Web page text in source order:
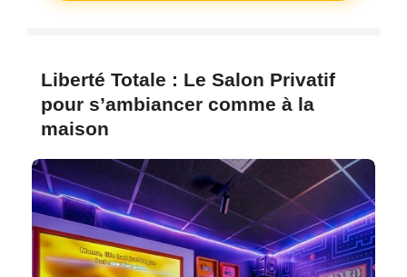
Liberté Totale : Le Salon Privatif
pour s’ambiancer comme à la
maison